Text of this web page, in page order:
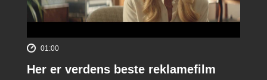
01:00
Her er verdens beste reklamefilm